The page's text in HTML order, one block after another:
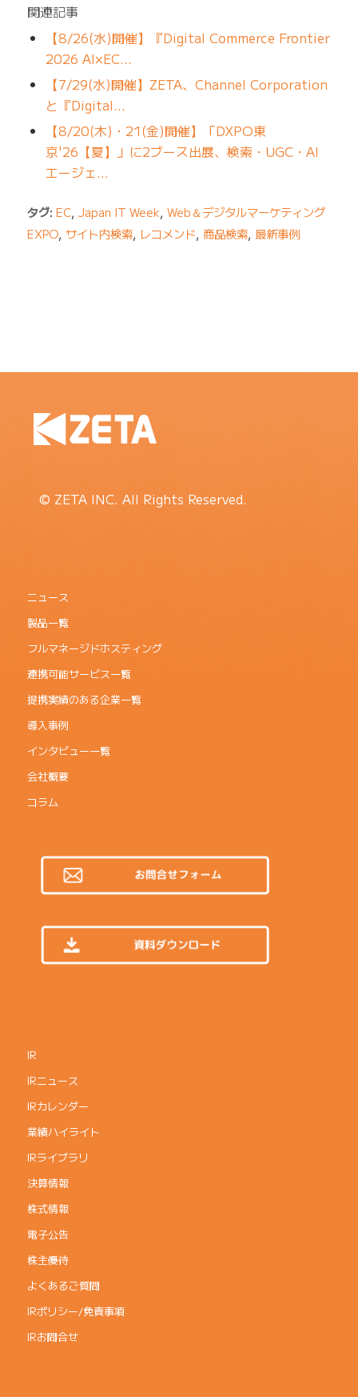
関連記事
【8/26(水)開催】『Digital Commerce Frontier
2026 AI×EC…
【7/29(水)開催】ZETA、Channel Corporation
と『Digital…
【8/20(木)・21(金)開催】「DXPO東
京'26【夏】」に2ブース出展、検索・UGC・AI
エージェ…
タグ: EC, Japan IT Week, Web＆デジタルマーケティング
EXPO, サイト内検索, レコメンド, 商品検索, 最新事例
© ZETA INC. All Rights Reserved.
ニュース
製品一覧
フルマネージドホスティング
連携可能サービス一覧
提携実績のある企業一覧
導入事例
インタビュー一覧
会社概要
コラム
IR
IRニュース
IRカレンダー
業績ハイライト
IRライブラリ
決算情報
株式情報
電子公告
株主優待
よくあるご質問
IRポリシー/免責事項
IRお問合せ